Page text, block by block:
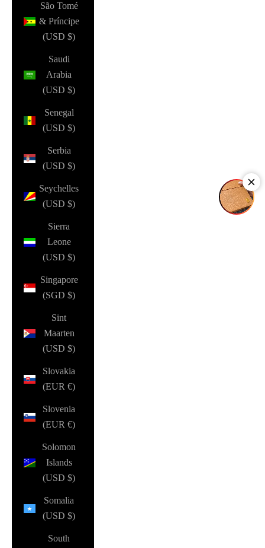
São Tomé
& Príncipe
(USD $)
Saudi
Arabia
(USD $)
Senegal
(USD $)
Serbia
(USD $)
Seychelles
(USD $)
Sierra
Leone
(USD $)
Singapore
(SGD $)
Sint
Maarten
(USD $)
Slovakia
(EUR €)
Slovenia
(EUR €)
Solomon
Islands
(USD $)
Somalia
(USD $)
South